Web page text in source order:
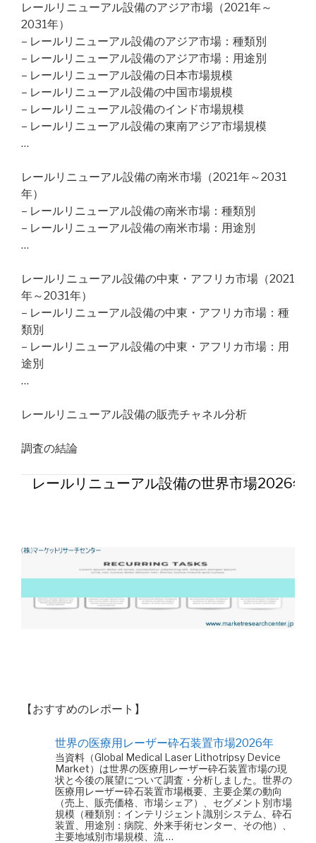
レールリニューアル設備のアジア市場（2021年～
2031年）
– レールリニューアル設備のアジア市場：種類別
– レールリニューアル設備のアジア市場：用途別
– レールリニューアル設備の日本市場規模
– レールリニューアル設備の中国市場規模
– レールリニューアル設備のインド市場規模
– レールリニューアル設備の東南アジア市場規模
…
レールリニューアル設備の南米市場（2021年～2031
年）
– レールリニューアル設備の南米市場：種類別
– レールリニューアル設備の南米市場：用途別
…
レールリニューアル設備の中東・アフリカ市場（2021
年～2031年）
– レールリニューアル設備の中東・アフリカ市場：種
類別
– レールリニューアル設備の中東・アフリカ市場：用
途別
…
レールリニューアル設備の販売チャネル分析
調査の結論
レールリニューアル設備の世界市場2026年
【おすすめのレポート】
世界の医療用レーザー砕石装置市場2026年
当資料（Global Medical Laser Lithotripsy Device
Market）は世界の医療用レーザー砕石装置市場の現
状と今後の展望について調査・分析しました。世界の
医療用レーザー砕石装置市場概要、主要企業の動向
（売上、販売価格、市場シェア）、セグメント別市場
規模（種類別：インテリジェント識別システム、砕石
装置、用途別：病院、外来手術センター、その他）、
主要地域別市場規模、流 …